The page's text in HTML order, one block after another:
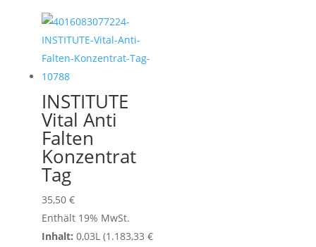
INSTITUTE
Vital Anti
Falten
Konzentrat
Tag
35,50 €
Enthält 19% MwSt.
Inhalt: 0,03L (1.183,33 €